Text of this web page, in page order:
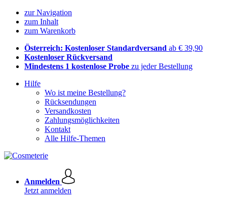
zur Navigation
zum Inhalt
zum Warenkorb
Österreich: Kostenloser Standardversand ab € 39,90
Kostenloser Rückversand
Mindestens 1 kostenlose Probe zu jeder Bestellung
Hilfe
Wo ist meine Bestellung?
Rücksendungen
Versandkosten
Zahlungsmöglichkeiten
Kontakt
Alle Hilfe-Themen
Anmelden
Jetzt anmelden